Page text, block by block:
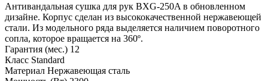
Антивандальная сушка для рук BXG-250A в обновленном
дизайне. Корпус сделан из высококачественной нержавеющей
стали. Из модельного ряда выделяется наличием поворотного
сопла, которое вращается на 360º.
Гарантия (мес.) 12
Класс Standard
Материал Нержавеющая сталь